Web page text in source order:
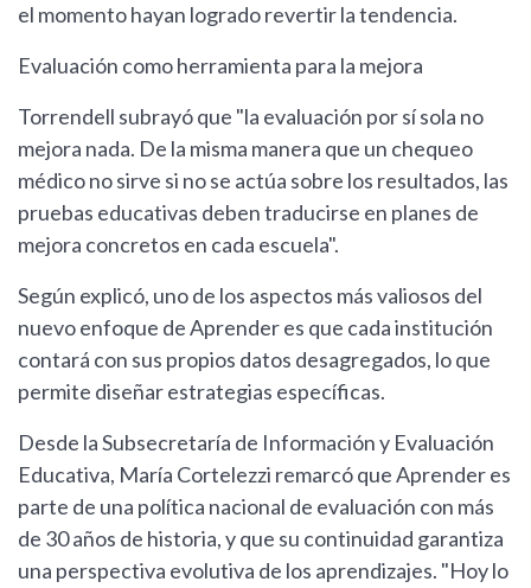
el momento hayan logrado revertir la tendencia.
Evaluación como herramienta para la mejora
Torrendell subrayó que "la evaluación por sí sola no
mejora nada. De la misma manera que un chequeo
médico no sirve si no se actúa sobre los resultados, las
pruebas educativas deben traducirse en planes de
mejora concretos en cada escuela".
Según explicó, uno de los aspectos más valiosos del
nuevo enfoque de Aprender es que cada institución
contará con sus propios datos desagregados, lo que
permite diseñar estrategias específicas.
Desde la Subsecretaría de Información y Evaluación
Educativa, María Cortelezzi remarcó que Aprender es
parte de una política nacional de evaluación con más
de 30 años de historia, y que su continuidad garantiza
una perspectiva evolutiva de los aprendizajes. "Hoy lo